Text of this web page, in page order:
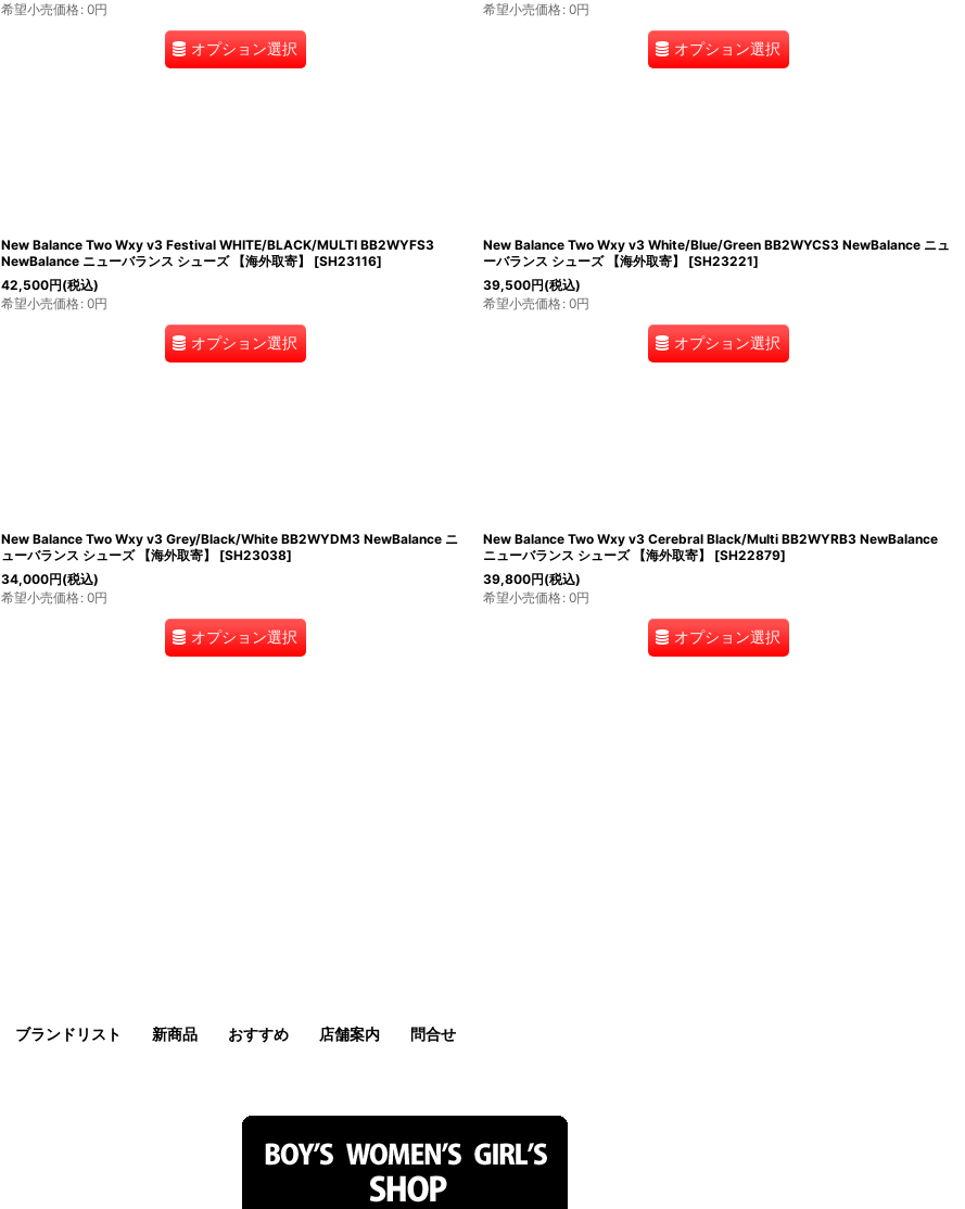
希望小売価格: 0円
オプション選択
希望小売価格: 0円
オプション選択
New Balance Two Wxy v3 Festival WHITE/BLACK/MULTI BB2WYFS3
NewBalance ニューバランス シューズ 【海外取寄】
[SH23116]
42,500円(税込)
希望小売価格: 0円
オプション選択
New Balance Two Wxy v3 White/Blue/Green BB2WYCS3 NewBalance ニュ
ーバランス シューズ 【海外取寄】
[SH23221]
39,500円(税込)
希望小売価格: 0円
オプション選択
New Balance Two Wxy v3 Grey/Black/White BB2WYDM3 NewBalance ニ
ューバランス シューズ 【海外取寄】
[SH23038]
34,000円(税込)
希望小売価格: 0円
オプション選択
New Balance Two Wxy v3 Cerebral Black/Multi BB2WYRB3 NewBalance
ニューバランス シューズ 【海外取寄】
[SH22879]
39,800円(税込)
希望小売価格: 0円
オプション選択
ブランドリスト 新商品 おすすめ 店舗案内 問合せ